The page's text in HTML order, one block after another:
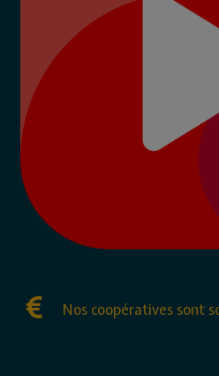
Nos coopératives sont